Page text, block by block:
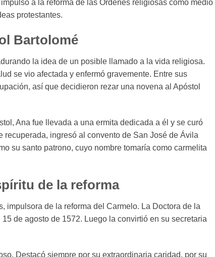
a la reforma de las Órdenes religiosas como medio
protestantes.
Bartolomé
la idea de un posible llamado a la vida religiosa.
se vio afectada y enfermó gravemente. Entre sus
así que decidieron rezar una novena al Apóstol
Ana fue llevada a una ermita dedicada a él y se curó
recuperada, ingresó al convento de San José de Ávila
su santo patrono, cuyo nombre tomaría como carmelita
de la reforma
impulsora de la reforma del Carmelo. La Doctora de la
de agosto de 1572. Luego la convirtió en su secretaria
Destacó siempre por su extraordinaria caridad, por su